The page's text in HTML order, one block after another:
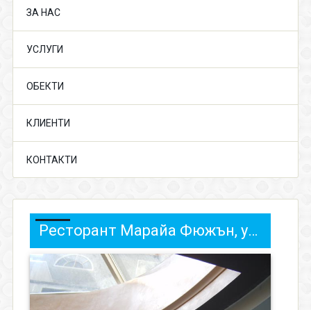
ЗА НАС
УСЛУГИ
ОБЕКТИ
КЛИЕНТИ
КОНТАКТИ
Ресторант Марайа Фюжън, ул. Раковски